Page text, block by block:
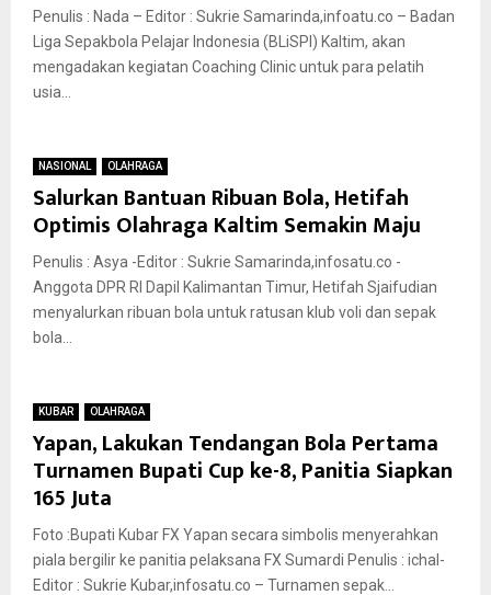
Penulis : Nada – Editor : Sukrie Samarinda,infoatu.co – Badan
Liga Sepakbola Pelajar Indonesia (BLiSPI) Kaltim, akan
mengadakan kegiatan Coaching Clinic untuk para pelatih
usia...
NASIONAL OLAHRAGA
Salurkan Bantuan Ribuan Bola, Hetifah
Optimis Olahraga Kaltim Semakin Maju
Penulis : Asya -Editor : Sukrie Samarinda,infosatu.co -
Anggota DPR RI Dapil Kalimantan Timur, Hetifah Sjaifudian
menyalurkan ribuan bola untuk ratusan klub voli dan sepak
bola...
KUBAR OLAHRAGA
Yapan, Lakukan Tendangan Bola Pertama
Turnamen Bupati Cup ke-8, Panitia Siapkan
165 Juta
Foto :Bupati Kubar FX Yapan secara simbolis menyerahkan
piala bergilir ke panitia pelaksana FX Sumardi Penulis : ichal-
Editor : Sukrie Kubar,infosatu.co – Turnamen sepak...